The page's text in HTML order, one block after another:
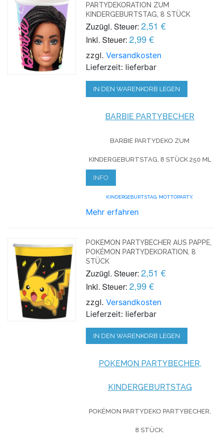
PARTYDEKORATION ZUM
KINDERGEBURTSTAG, 8 STÜCK
Zuzügl. Steuer: 2,51 €
Inkl. Steuer: 2,99 €
zzgl.Versandkosten
Lieferzeit: lieferbar
IN DEN WARENKORB LEGEN
BARBIE PARTYBECHER
BARBIE PARTYDEKO ZUM
KINDERGEBURTSTAG, 8 STÜCK 250 ML
INFO
KINDERGEBURTSTAG MOTTOPARTY,
Mehr erfahren
POKEMON PARTYBECHER AUS PAPPE,
POKÉMON PARTYDEKORATION, 8
STÜCK
Zuzügl. Steuer: 2,51 €
Inkl. Steuer: 2,99 €
zzgl.Versandkosten
Lieferzeit: lieferbar
IN DEN WARENKORB LEGEN
POKEMON PARTYBECHER,
KINDERGEBURTSTAG
POKÉMON PARTYDEKO PARTYBECHER,
8 STÜCK.